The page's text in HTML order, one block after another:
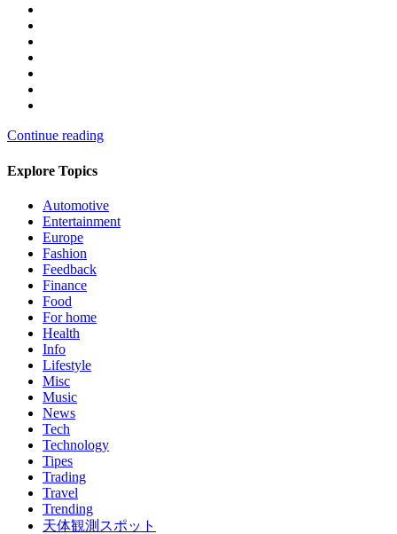
Continue reading
Explore Topics
Automotive
Entertainment
Europe
Fashion
Feedback
Finance
Food
For home
Health
Info
Lifestyle
Misc
Music
News
Tech
Technology
Tipes
Trading
Travel
Trending
天体観測スポット